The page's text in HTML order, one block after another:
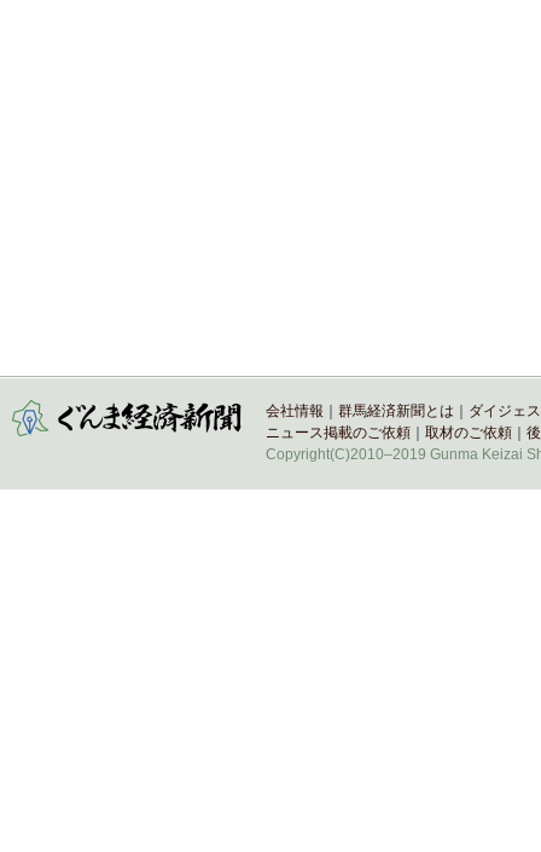
会社情報 群馬経済新聞とは
ダイジェ
ニュース掲載のご依頼
取材のご依頼
Copyright(C)2010–2019 Gunma Keizai